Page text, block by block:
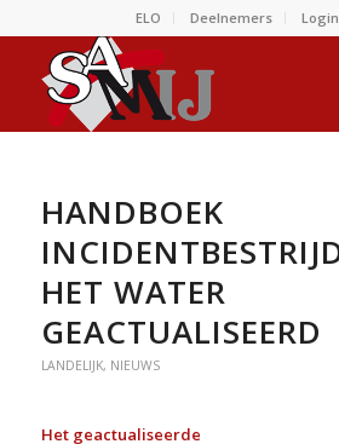
ELO Deelnemers Login
HANDBOEK
HET WATER
GEACTUALISEERD
LANDELIJK, NIEUWS
Het geactualiseerde